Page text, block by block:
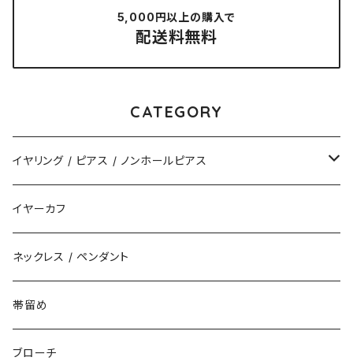
5,000円以上の購入で
配送料無料
CATEGORY
イヤリング / ピアス / ノンホールピアス
揺れるタイプ
花（直径3cm）
花（直径2.5cm）
揺れないタイプ
花
星
イヤーカフ
ネックレス / ペンダント
帯留め
ブローチ